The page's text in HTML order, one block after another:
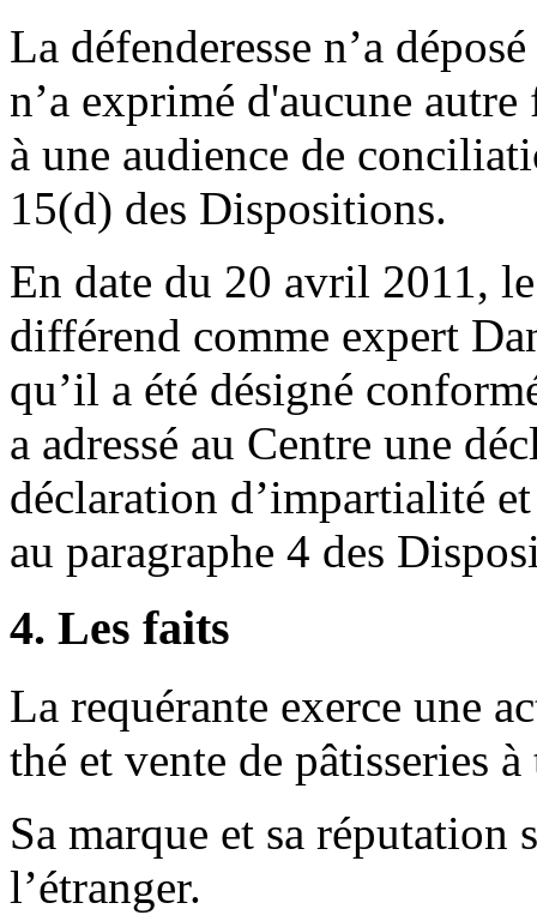
La défenderesse n’a
n’a exprimé d'aucune
à une audience de
15(d) des Dispositions.
En date du 20 avril 2011,
différend comme expert
qu’il a été désigné
a adressé au Centre une
déclaration d’impartialité
au paragraphe 4 des
4. Les faits
La requérante exerce une
thé et vente de pâtisseries
Sa marque et sa réputation
l’étranger.